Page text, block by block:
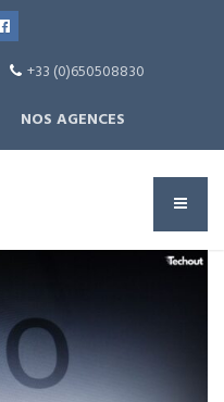
+33 (0)650508830
NOS AGENCES